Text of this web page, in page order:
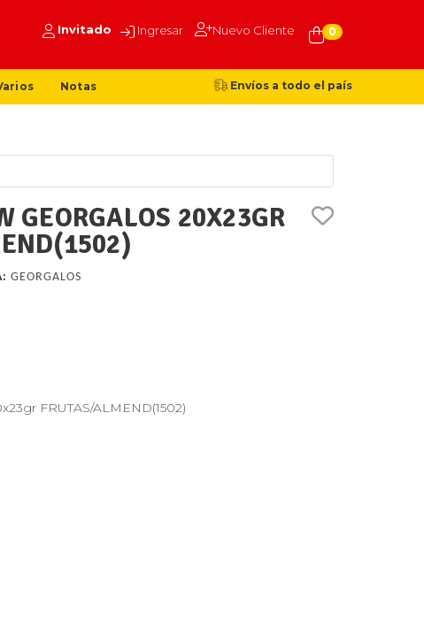
Invitado Ingresar Nuevo Cliente 0
Notas Envíos a todo el país
GEORGALOS 20X23GR
GEORGALOS
FRUTAS/ALMEND(1502)